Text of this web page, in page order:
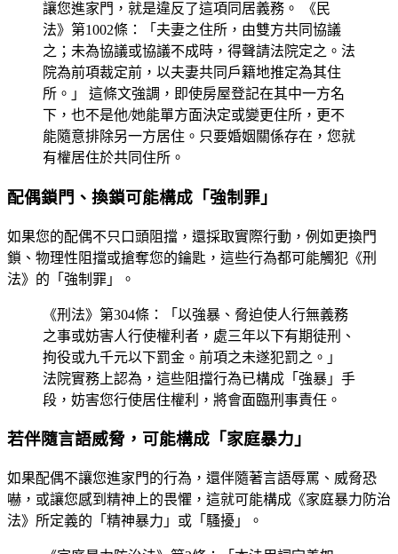
讓您進家門，就是違反了這項同居義務。 《民
法》第1002條：「夫妻之住所，由雙方共同協議
之；未為協議或協議不成時，得聲請法院定之。法
院為前項裁定前，以夫妻共同戶籍地推定為其住
所。」 這條文強調，即使房屋登記在其中一方名
下，也不是他/她能單方面決定或變更住所，更不
能隨意排除另一方居住。只要婚姻關係存在，您就
有權居住於共同住所。
配偶鎖門、換鎖可能構成「強制罪」
如果您的配偶不只口頭阻擋，還採取實際行動，例如更換門
鎖、物理性阻擋或搶奪您的鑰匙，這些行為都可能觸犯《刑
法》的「強制罪」。
《刑法》第304條：「以強暴、脅迫使人行無義務
之事或妨害人行使權利者，處三年以下有期徒刑、
拘役或九千元以下罰金。前項之未遂犯罰之。」
法院實務上認為，這些阻擋行為已構成「強暴」手
段，妨害您行使居住權利，將會面臨刑事責任。
若伴隨言語威脅，可能構成「家庭暴力」
如果配偶不讓您進家門的行為，還伴隨著言語辱罵、威脅恐
嚇，或讓您感到精神上的畏懼，這就可能構成《家庭暴力防治
法》所定義的「精神暴力」或「騷擾」。